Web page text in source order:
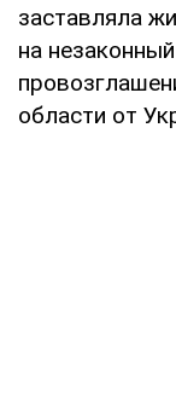
заставляла
на
области от